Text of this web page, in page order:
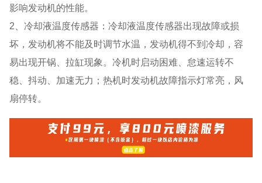
影响发动机的性能。
2、冷却液温度传感器：冷却液温度传感器出现故障或损
坏，发动机将不能及时调节水温，发动机得不到冷却，容
易出现开锅、拉缸现象。冷机时启动困难、怠速运转不
稳、抖动、加速无力；热机时发动机故障指示灯常亮，风
扇停转。